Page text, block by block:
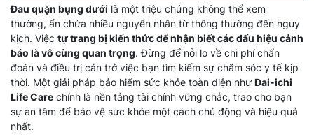
Đau quặn bụng dưới là một triệu chứng không thể xem
thường, ẩn chứa nhiều nguyên nhân từ thông thường đến nguy
kịch. Việc tự trang bị kiến thức để nhận biết các dấu hiệu cảnh
báo là vô cùng quan trọng. Đừng để nỗi lo về chi phí chẩn
đoán và điều trị cản trở việc bạn tìm kiếm sự chăm sóc y tế kịp
thời. Một giải pháp bảo hiểm sức khỏe toàn diện như Dai-ichi
Life Care chính là nền tảng tài chính vững chắc, trao cho bạn
sự an tâm để bảo vệ sức khỏe một cách chủ động và hiệu quả
nhất.